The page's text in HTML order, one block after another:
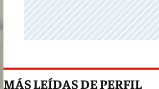
MÁS LEÍDAS DE PERFIL